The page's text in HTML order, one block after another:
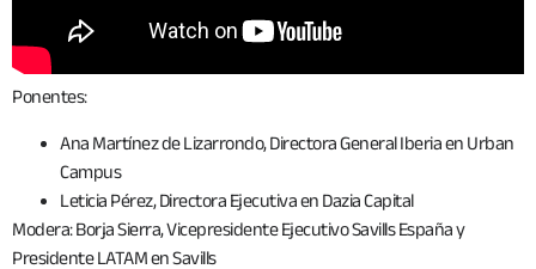
Ponentes:
Ana Martínez de Lizarrondo, Directora General Iberia en Urban
Campus
Leticia Pérez, Directora Ejecutiva en Dazia Capital
Modera: Borja Sierra, Vicepresidente Ejecutivo Savills España y
Presidente LATAM en Savills